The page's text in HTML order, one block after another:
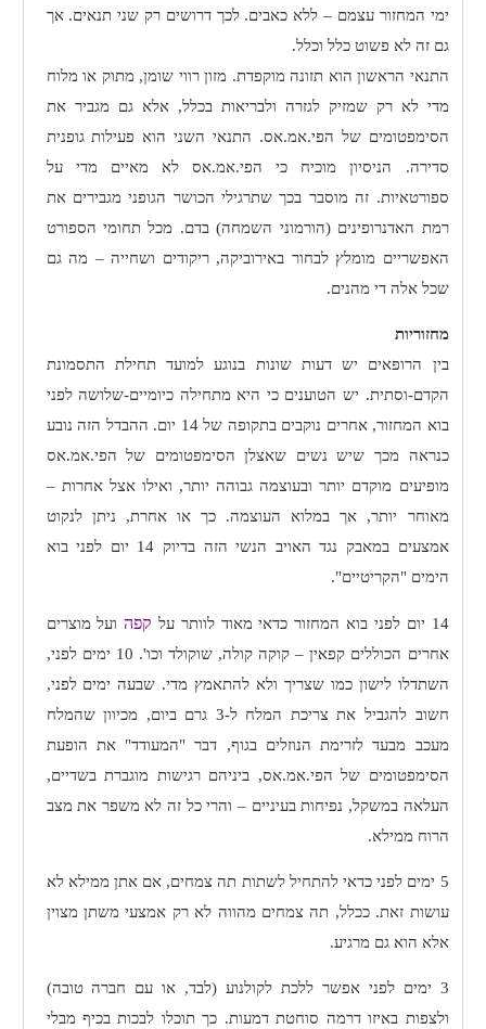
ימי המחזור עצמם – ללא כאבים. לכך דרושים רק שני תנאים. אך
גם זה לא פשוט כלל וכלל.
התנאי הראשון הוא תזונה מוקפדת. מזון רווי שומן, מתוק או מלוח
מדי לא רק שמזיק לגזרה ולבריאות בכלל, אלא גם מגביר את
הסימפטומים של הפי.אמ.אס. התנאי השני הוא פעילות גופנית
סדירה. הניסיון מוכיח כי הפי.אמ.אס לא מאיים מדי על
ספורטאיות. זה מוסבר בכך שתרגילי הכושר הגופני מגבירים את
רמת האדנרופינים (הורמוני השמחה) בדם. מכל תחומי הספורט
האפשריים מומלץ לבחור באירוביקה, ריקודים ושחייה – מה גם
שכל אלה די מהנים.
מחזוריות
בין הרופאים יש דעות שונות בנוגע למועד תחילת התסמונת
הקדם-וסתית. יש הטוענים כי היא מתחילה כיומיים-שלושה לפני
בוא המחזור, אחרים נוקבים בתקופה של 14 יום. ההבדל הזה נובע
כנראה מכך שיש נשים שאצלן הסימפטומים של הפי.אמ.אס
מופיעים מוקדם יותר ובעוצמה גבוהה יותר, ואילו אצל אחרות –
מאוחר יותר, אך במלוא העוצמה. כך או אחרת, ניתן לנקוט
אמצעים במאבק נגד האויב הנשי הזה בדיוק 14 יום לפני בוא
הימים "הקריטיים".
14 יום לפני בוא המחזור כדאי מאוד לוותר על קפהועל מוצרים
אחרים הכוללים קפאין – קוקה קולה, שוקולד וכו'. 10 ימים לפני,
השתדלו לישון כמו שצריך ולא להתאמץ מדי. שבעה ימים לפני,
חשוב להגביל את צריכת המלח ל-3 גרם ביום, מכיוון שהמלח
מעכב מבעד לזרימת הנוזלים בגוף, דבר "המעודד" את הופעת
הסימפטומים של הפי.אמ.אס, ביניהם רגישות מוגברת בשדיים,
העלאה במשקל, נפיחות בעיניים – והרי כל זה לא משפר את מצב
הרוח ממילא.
5 ימים לפני כדאי להתחיל לשתות תה צמחים, אם אתן ממילא לא
עושות זאת. ככלל, תה צמחים מהווה לא רק אמצעי משתן מצוין
אלא הוא גם מרגיע.
3 ימים לפני אפשר ללכת לקולנוע (לבד, או עם חברה טובה)
ולצפות באיזו דרמה סוחטת דמעות. כך תוכלו לבכות בכיף מבלי